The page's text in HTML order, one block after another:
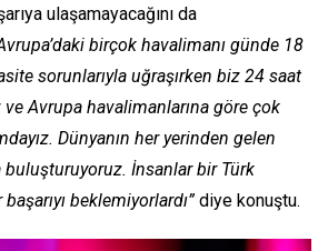
ulaşamayacağını da
birçok havalimanı günde 18
sorunlarıyla uğraşırken biz 24 saat
Avrupa havalimanlarına göre çok
Dünyanın her yerinden gelen
buluşturuyoruz. İnsanlar bir Türk
beklemiyorlardı”diye konuştu.